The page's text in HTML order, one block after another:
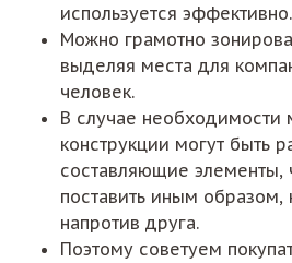
используется эффективно.
Можно грамотно
выделяя места для
человек.
В случае необходимости
конструкции могут быть
составляющие элементы,
поставить иным образом,
напротив друга.
Поэтому советуем